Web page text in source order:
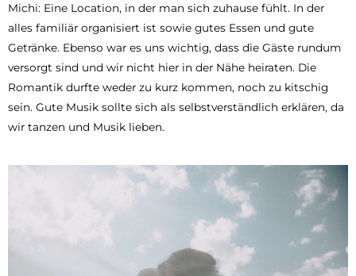
Michi: Eine Location, in der man sich zuhause fühlt. In der
alles familiär organisiert ist sowie gutes Essen und gute
Getränke. Ebenso war es uns wichtig, dass die Gäste rundum
versorgt sind und wir nicht hier in der Nähe heiraten. Die
Romantik durfte weder zu kurz kommen, noch zu kitschig
sein. Gute Musik sollte sich als selbstverständlich erklären, da
wir tanzen und Musik lieben.